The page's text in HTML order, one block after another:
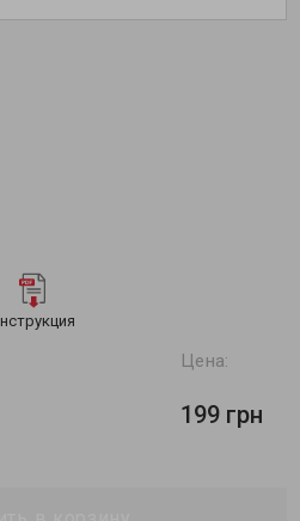
Цена:
199 грн